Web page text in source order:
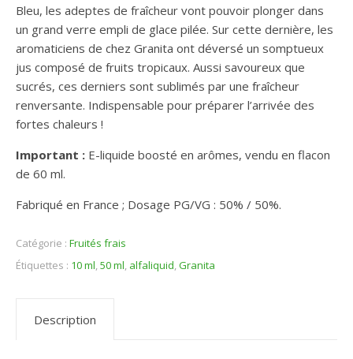
Bleu, les adeptes de fraîcheur vont pouvoir plonger dans
un grand verre empli de glace pilée. Sur cette dernière, les
aromaticiens de chez Granita ont déversé un somptueux
jus composé de fruits tropicaux. Aussi savoureux que
sucrés, ces derniers sont sublimés par une fraîcheur
renversante. Indispensable pour préparer l’arrivée des
fortes chaleurs !
Important : E-liquide boosté en arômes, vendu en flacon
de 60 ml.
Fabriqué en France ; Dosage PG/VG : 50% / 50%.
Catégorie : Fruités frais
Étiquettes : 10 ml,50 ml, alfaliquid,Granita
Description